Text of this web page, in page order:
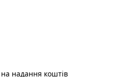
надання коштів